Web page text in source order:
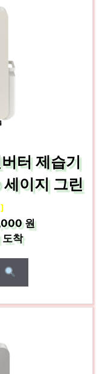
터 제습기
이지 그린
원
도착